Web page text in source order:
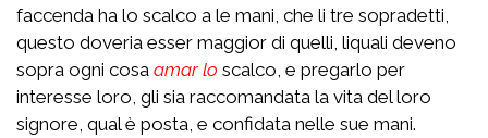
faccenda ha lo scalco a le mani, che li tre sopradetti,
questo doveria esser maggior di quelli, liquali deveno
sopra ogni cosa amar lo scalco, e pregarlo per
interesse loro, gli sia raccomandata la vita del loro
signore, qual è posta, e confidata nelle sue mani.